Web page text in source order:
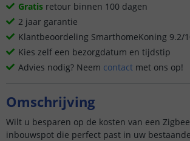
Gratis retour binnen 100 dagen
2 jaar garantie
Klantbeoordeling SmarthomeKoning 9.2/
Kies zelf een bezorgdatum en tijdstip
Advies nodig? Neem contact met ons op!
Omschrijving
Wilt u besparen op de kosten van een Zigbee
inbouwspot die perfect past in uw